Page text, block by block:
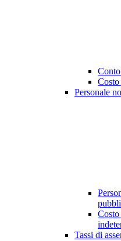
Costo
Personale
Costo
Tassi di